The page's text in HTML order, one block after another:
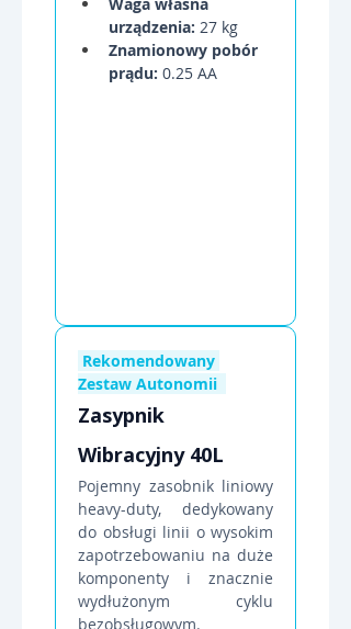
urządzenia: 27 kg
Znamionowy pobór
prądu: 0.25 AA
Rekomendowany
Zestaw Autonomii
Zasypnik
Wibracyjny 40L
Pojemny zasobnik liniowy
heavy-duty, dedykowany
do obsługi linii o wysokim
zapotrzebowaniu na duże
komponenty i znacznie
wydłużonym cyklu
bezobsługowym.